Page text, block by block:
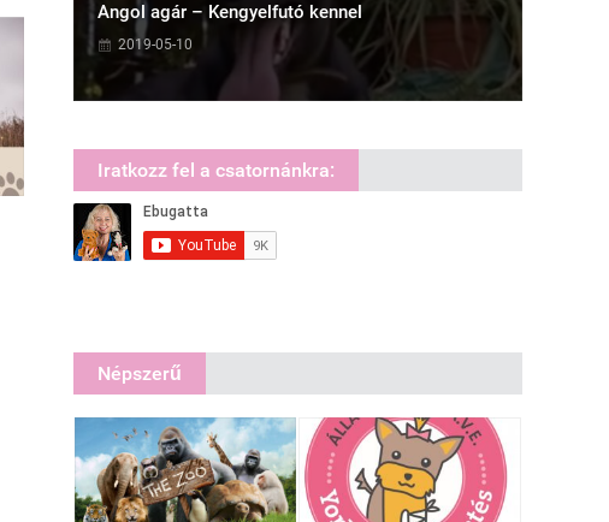
Angol agár – Kengyelfutó kennel
2019-05-10
Iratkozz fel a csatornánkra:
Népszerű